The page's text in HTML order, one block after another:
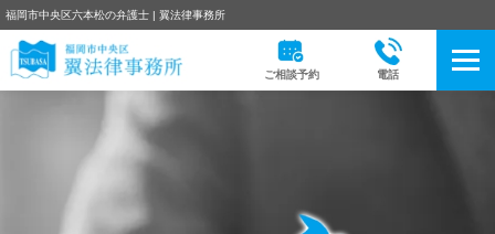
福岡市中央区六本松の弁護士 | 翼法律事務所
ご相談予約 電話